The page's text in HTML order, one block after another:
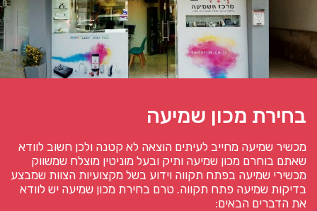
בחירת מכון שמיעה
מכשיר שמיעה מחייב לעיתים הוצאה לא קטנה ולכן חשוב לוודא
שאתם בוחרם מכון שמיעה ותיק ובעל מוניטין מוצלח שמשווק
מכשירי שמיעה בפתח תקווה וידוע בשל מקצועיות הצוות שמבצע
בדיקות שמיעה פתח תקווה. טרם בחירת מכון שמיעה יש לוודא
את הדברים הבאים: